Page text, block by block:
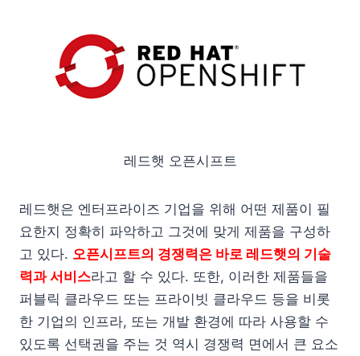
레드햇 오픈시프트
레드햇은 엔터프라이즈 기업을 위해 어떤 제품이 필
요한지 정확히 파악하고 그것에 맞게 제품을 구성하
고 있다. 오픈시프트의 경쟁력은 바로 레드햇의 기술
력과 서비스라고 할 수 있다. 또한, 이러한 제품들을
퍼블릭 클라우드 또는 프라이빗 클라우드 등을 비롯
한 기업의 인프라, 또는 개발 환경에 따라 사용할 수
있도록 선택권을 주는 것 역시 경쟁력 면에서 큰 요소